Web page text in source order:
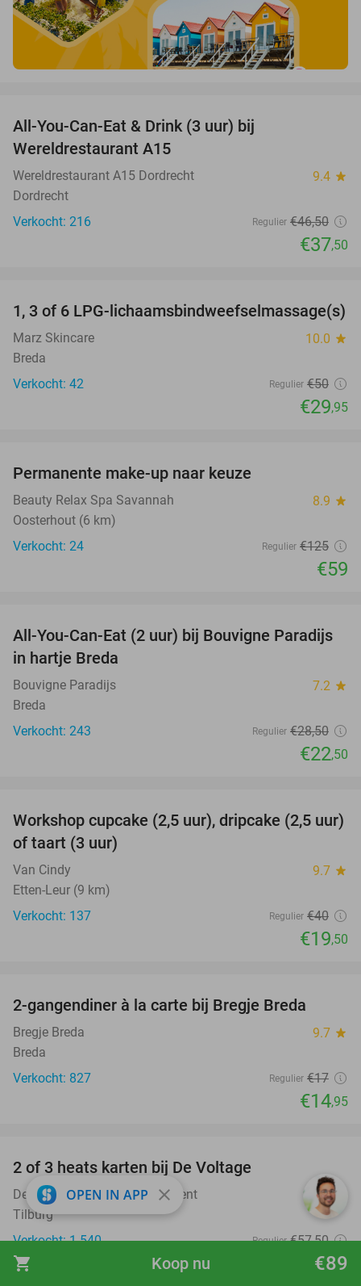
shopping_cart €89
Koop nu
All-You-Can-Eat & Drink (3 uur) bij
Wereldrestaurant A15
Wereldrestaurant A15 Dordrecht 9.4 star
Dordrecht
Verkocht: 216
Regulier €46,50
€37,50
40%
1, 3 of 6 LPG-lichaamsbindweefselmassage(s)
Marz Skincare 10.0 star
Breda
Verkocht: 42
Regulier €50
€29,95
Permanente make-up naar keuze
Beauty Relax Spa Savannah 8.9 star
Oosterhout (6 km)
Verkocht: 24
Regulier €125
€59
21%
All-You-Can-Eat (2 uur) bij Bouvigne Paradijs
in hartje Breda
Bouvigne Paradijs 7.2 star
Breda
Verkocht: 243
Regulier €28,50
€22,50
51%
Workshop cupcake (2,5 uur), dripcake (2,5 uur)
of taart (3 uur)
Van Cindy 9.7 star
Etten-Leur (9 km)
Verkocht: 137
Regulier €40
€19,50
2-gangendiner à la carte bij Bregje Breda
Bregje Breda 9.7 star
Breda
Verkocht: 827
Regulier €17
€14,95
37%
2 of 3 heats karten bij De Voltage
De Voltage Indoor Entertainment 8.7star
Tilburg
Verkocht: 1.540
Regulier €57,50
€36,50
OPEN IN APP close